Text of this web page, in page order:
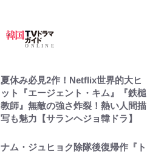
夏休み必見2作！Netflix世界的大ヒ
ット『エージェント・キム』『鉄槌
教師』無敵の強さ炸裂！熱い人間描
写も魅力【サランヘジョ韓ドラ】
ナム・ジュヒョク除隊後復帰作『ト